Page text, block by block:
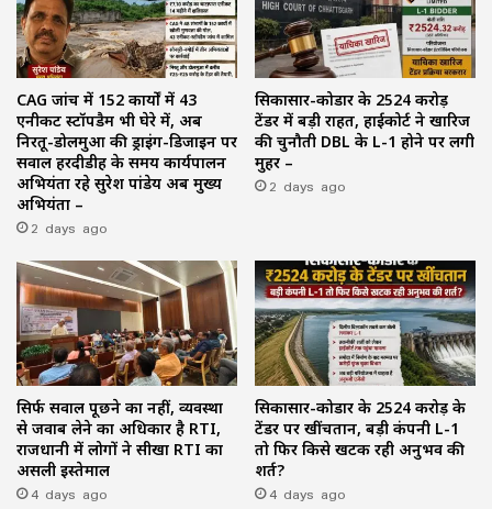
CAG जांच में 152 कार्यों में 43
एनीकट स्टॉपडैम भी घेरे में, अब
निरतू-डोलमुआ की ड्राइंग-डिजाइन पर
सवाल हरदीडीह के समय कार्यपालन
अभियंता रहे सुरेश पांडेय अब मुख्य
अभियंता –
2 days ago
सिकासार-कोडार के ₹2524 करोड़
टेंडर में बड़ी राहत, हाईकोर्ट ने खारिज
की चुनौती DBL के L-1 होने पर लगी
मुहर –
2 days ago
सिर्फ सवाल पूछने का नहीं, व्यवस्था
से जवाब लेने का अधिकार है RTI,
राजधानी में लोगों ने सीखा RTI का
असली इस्तेमाल
4 days ago
सिकासार-कोडार के ₹2524 करोड़ के
टेंडर पर खींचतान, बड़ी कंपनी L-1
तो फिर किसे खटक रही अनुभव की
शर्त?
4 days ago